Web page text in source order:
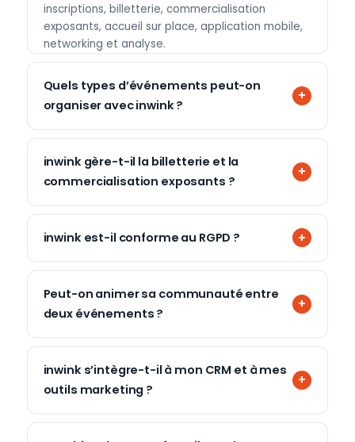
inscriptions, billetterie, commercialisation
exposants, accueil sur place, application mobile,
networking et analyse.
Quels types d’événements peut-on
organiser avec inwink ?
inwink gère-t-il la billetterie et la
commercialisation exposants ?
inwink est-il conforme au RGPD ?
Peut-on animer sa communauté entre
deux événements ?
inwink s’intègre-t-il à mon CRM et à mes
outils marketing ?